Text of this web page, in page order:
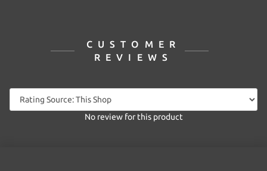
CUSTOMER
REVIEWS
No review for this product